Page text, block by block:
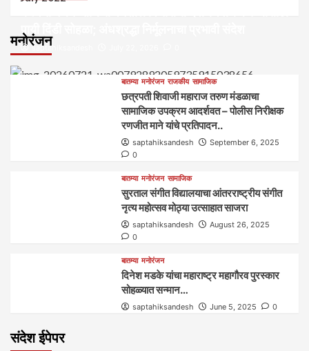
मनोरंजन
पायी दिंडी सोहळा; अंधश्रद्धा निर्मूलनाचा प्रभावी संदेश
saptahiksandesh
बातम्या मनोरंजन राजकीय सामाजिक
छत्रपती शिवाजी महाराज तरुण मंडळाचा
सामाजिक उपक्रम आदर्शवत – पोलीस निरीक्षक
रणजीत माने यांचे प्रतिपादन..
saptahiksandesh
September 6, 2025
0
बातम्या मनोरंजन सामाजिक
सुरताल संगीत विद्यालयाचा आंतरराष्ट्रीय संगीत
नृत्य महोत्सव मोठ्या उत्साहात साजरा
saptahiksandesh
August 26, 2025
0
बातम्या मनोरंजन
दिनेश मडके यांचा महाराष्ट्र महागौरव‌ पुरस्कार‌‌‌
सोहळ्यात सन्मान…
saptahiksandesh June 5, 2025 0
संदेश ईपेपर